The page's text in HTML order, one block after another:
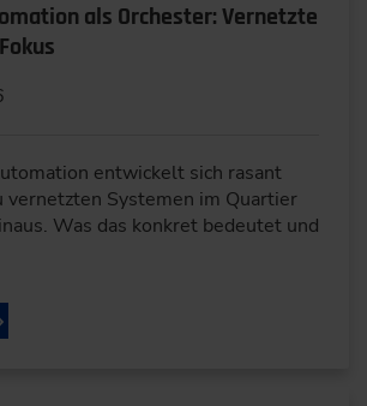
als Orchester: Vernetzte
entwickelt sich rasant
vernetzten Systemen im Quartier
Was das konkret bedeutet und